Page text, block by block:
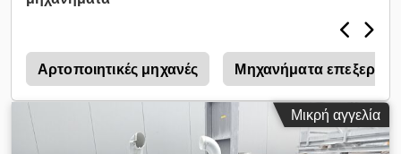
Αρτοποιητικές μηχανές Μηχανήματα
Μικρή αγγελία